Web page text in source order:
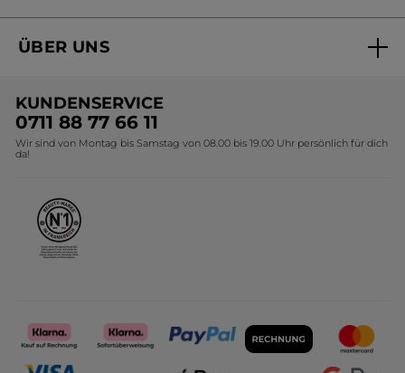
Black Friday Yves Rocher
Geschenkideen Yves Rocher
Kollektion Monoi Yves Rocher
ÜBER UNS
Umweltstiftung YR
Affiliate Programm
KUNDENSERVICE
0711 88 77 66 11
Wir sind von Montag bis Samstag von 08.00 bis 19.00 Uhr persönlich für dich
da!